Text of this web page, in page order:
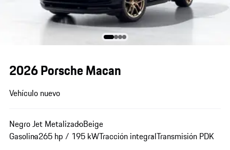
2026 Porsche Macan
Vehículo nuevo
Negro Jet MetalizadoBeige
Gasolina265 hp / 195 kWTracción integralTransmisión PDK